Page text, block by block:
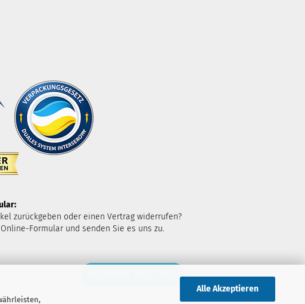
Alle Akzeptieren
zurückgeben oder einen Vertrag widerrufen?
Formular und senden Sie es uns zu.